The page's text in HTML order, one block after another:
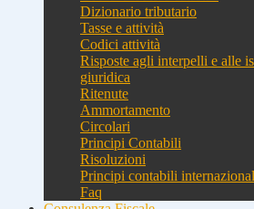
Dizionario tributario
Tasse e attività
Codici attività
Risposte agli interpelli e alle
giuridica
Ritenute
Ammortamento
Circolari
Principi Contabili
Risoluzioni
Principi contabili
Faq